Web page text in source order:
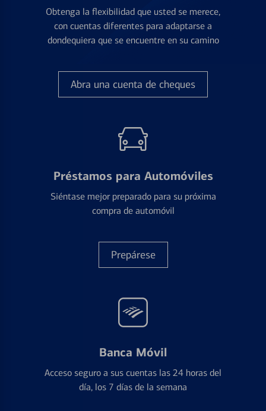
Obtenga la flexibilidad que usted se merece,
con cuentas diferentes para adaptarse a
dondequiera que se encuentre en su camino
Abra una cuenta de cheques
Préstamos para Automóviles
Siéntase mejor preparado para su próxima
compra de automóvil
Prepárese
Banca Móvil
Acceso seguro a sus cuentas las 24 horas del
día, los 7 días de la semana